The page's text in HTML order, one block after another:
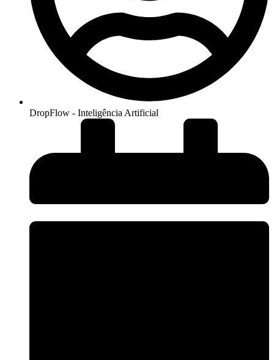
DropFlow - Inteligência Artificial